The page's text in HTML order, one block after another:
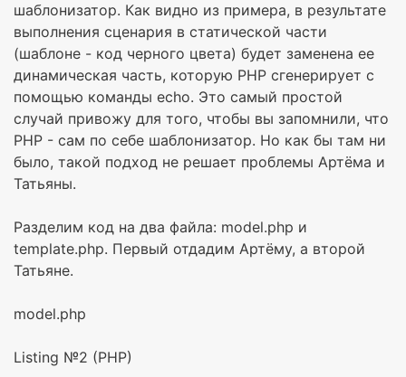
шаблонизатор. Как видно из примера, в результате
выполнения сценария в статической части
(шаблоне - код черного цвета) будет заменена ее
динамическая часть, которую PHP сгенерирует с
помощью команды echo. Это самый простой
случай привожу для того, чтобы вы запомнили, что
PHP - сам по себе шаблонизатор. Но как бы там ни
было, такой подход не решает проблемы Артёма и
Татьяны.
Разделим код на два файла: model.php и
template.php. Первый отдадим Артёму, а второй
Татьяне.
model.php
Listing №2 (PHP)